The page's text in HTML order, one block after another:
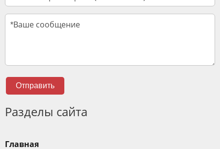
Отправить
Разделы сайта
Главная